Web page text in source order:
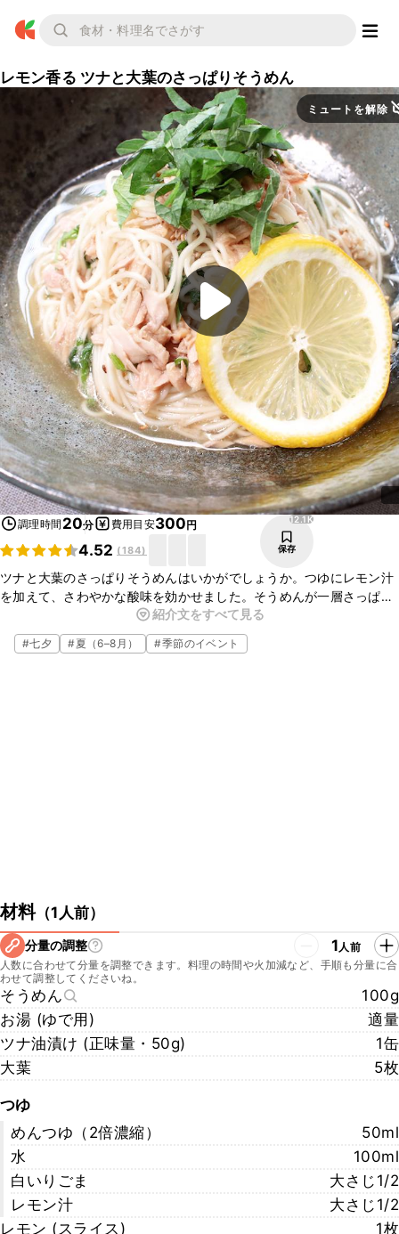
レモン香る ツナと大葉のさっぱりそうめん
ミュートを解除
調理時間 20分 費用目安300円
4.52 (184)
12.1K
保存
ツナと大葉のさっぱりそうめんはいかがでしょうか。つゆにレモン汁
を加えて、さわやかな酸味を効かせました。そうめんが一層さっぱり
と食べられますよ。簡単に作れるので、ランチにもおすすめです。ぜ
ひお試しくださいね。
紹介文をすべて見る
#七夕 #夏（6–8月） #季節のイベント
材料（1人前）
分量の調整 1人前
人数に合わせて分量を調整できます。料理の時間や火加減など、手順も分量に合
わせて調整してくださいね。
そうめん
100g
お湯 (ゆで用)
適量
ツナ油漬け (正味量・50g)
1缶
大葉
5枚
つゆ
めんつゆ（2倍濃縮）
50ml
水
100ml
白いりごま
大さじ1/2
レモン汁
大さじ1/2
レモン (スライス)
1枚